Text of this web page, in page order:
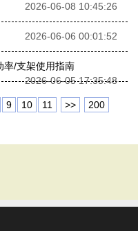
2026-06-08 10:45:26
2026-06-06 00:01:52
率/支架使用指南
2026-06-05 17:35:48
9 10 11 >> 200